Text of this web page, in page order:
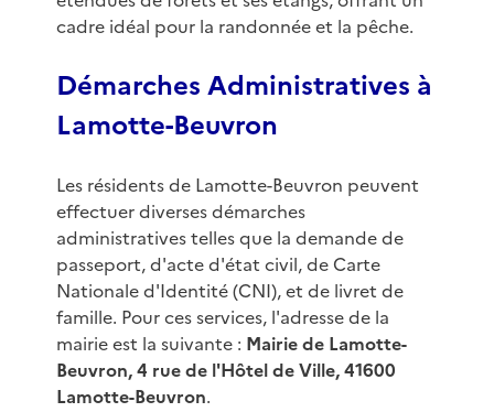
cadre idéal pour la randonnée et la pêche.
Démarches Administratives à
Lamotte-Beuvron
Les résidents de Lamotte-Beuvron peuvent
effectuer diverses démarches
administratives telles que la demande de
passeport, d'acte d'état civil, de Carte
Nationale d'Identité (CNI), et de livret de
famille. Pour ces services, l'adresse de la
mairie est la suivante : Mairie de Lamotte-
Beuvron, 4 rue de l'Hôtel de Ville, 41600
Lamotte-Beuvron.